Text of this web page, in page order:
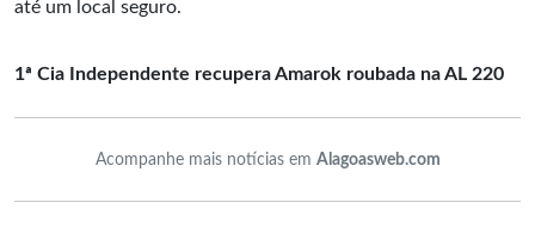
até um local seguro.
1ª Cia Independente recupera Amarok roubada na AL 220
Acompanhe mais notícias em Alagoasweb.com